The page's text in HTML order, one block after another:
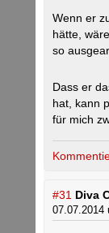
Wenn er
hätte,
so
Dass er
hat, kann
für mich
#31 Diva
07.07.2014